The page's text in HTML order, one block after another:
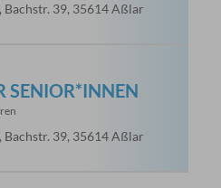
Bachstr. 39, 35614 Aßlar
SENIOR*INNEN
Bachstr. 39, 35614 Aßlar